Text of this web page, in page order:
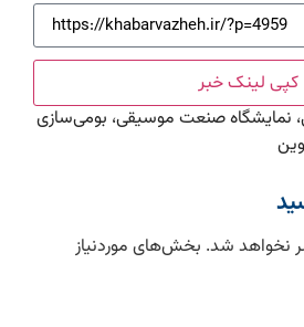
کپی لینک خبر
نمایشگاه صنعت موسیقی، بومی‌سازی
نخواهد شد. بخش‌های موردنیاز